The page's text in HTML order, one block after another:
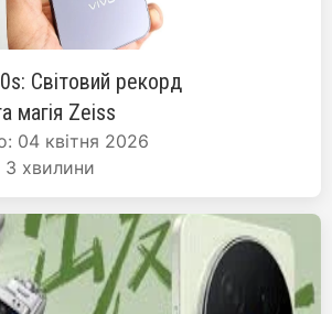
Світовий рекорд
магія Zeiss
04 квітня 2026
3 хвилини